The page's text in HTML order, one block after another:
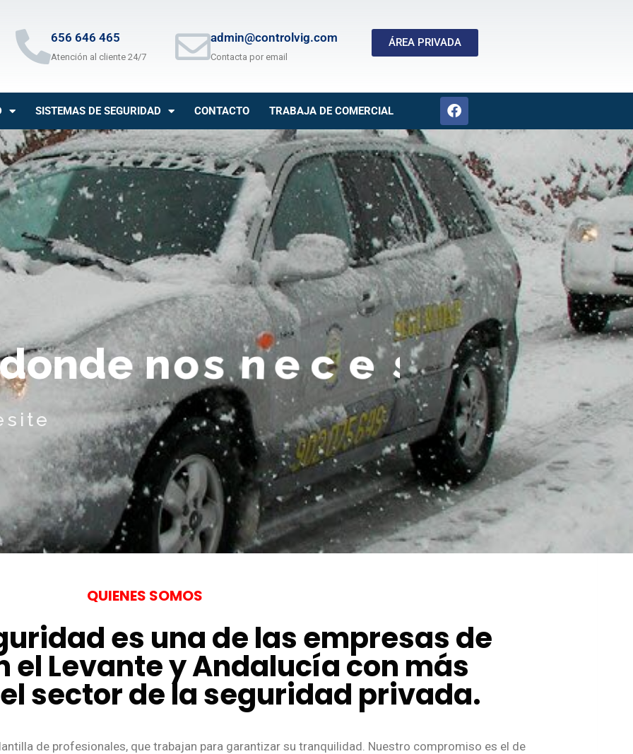
656 646 465
Atención al cliente 24/7
admin@controlvig.com
Contacta por email
ÁREA PRIVADA
SISTEMAS DE SEGURIDAD CONTACTO TRABAJA DE COMERCIAL
donde nos necesite
QUIENES SOMOS
es una de las empresas de
el Levante y Andalucía con más
sector de la seguridad privada.
de profesionales, que trabajan para garantizar su tranquilidad. Nuestro compromiso es el de